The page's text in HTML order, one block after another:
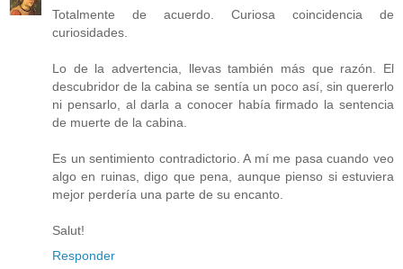
Totalmente de acuerdo. Curiosa coincidencia de
curiosidades.
Lo de la advertencia, llevas también más que razón. El
descubridor de la cabina se sentía un poco así, sin quererlo
ni pensarlo, al darla a conocer había firmado la sentencia
de muerte de la cabina.
Es un sentimiento contradictorio. A mí me pasa cuando veo
algo en ruinas, digo que pena, aunque pienso si estuviera
mejor perdería una parte de su encanto.
Salut!
Responder